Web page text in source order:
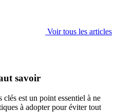
Voir tous les articles
savoir
est un point essentiel à ne
à adopter pour éviter tout